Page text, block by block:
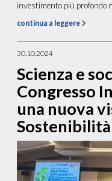
investimento più profondo
continua a leggere
30.10.2024
Scienza e
Congresso
una nuova